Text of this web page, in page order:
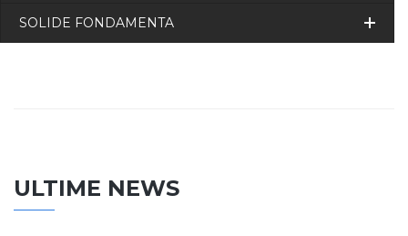
SOLIDE FONDAMENTA
ULTIME NEWS